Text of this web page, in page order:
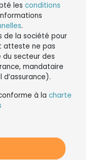
les conditions
.
de la société pour
atteste ne pas
du secteur des
mandataire
à la charte